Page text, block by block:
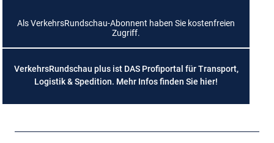
Als VerkehrsRundschau-Abonnent haben Sie kostenfreien
Zugriff.
VerkehrsRundschau plus ist DAS Profiportal für Transport,
Logistik & Spedition. Mehr Infos finden Sie hier!